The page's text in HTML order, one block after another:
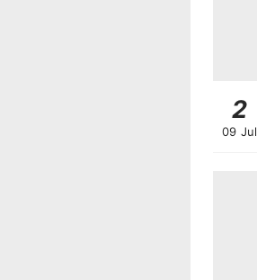
2
09 Jul